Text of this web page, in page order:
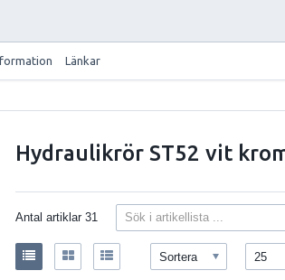
Länkar
Hydraulikrör ST52 vit
Antal artiklar31
Sortera 25